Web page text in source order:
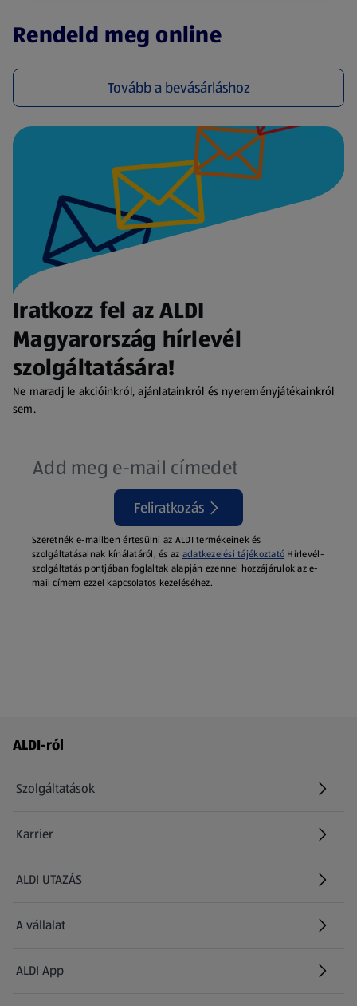
Rendeld meg online
Tovább a bevásárláshoz
(új oldalon nyílik meg)
Iratkozz fel az ALDI
Magyarország hírlevél
szolgáltatására!
Ne maradj le akcióinkról, ajánlatainkról és nyereményjátékainkról
sem.
Feliratkozás
Szeretnék e-mailben értesülni az ALDI termékeinek és
szolgáltatásainak kínálatáról, és az adatkezelési tájékoztató Hírlevél-
szolgáltatás pontjában foglaltak alapján ezennel hozzájárulok az e-
mail címem ezzel kapcsolatos kezeléséhez.
Láblécmenü - további linkek
ALDI-ról
Szolgáltatások
Karrier
(új oldalon nyílik meg)
ALDI UTAZÁS
(új oldalon nyílik meg)
A vállalat
ALDI App